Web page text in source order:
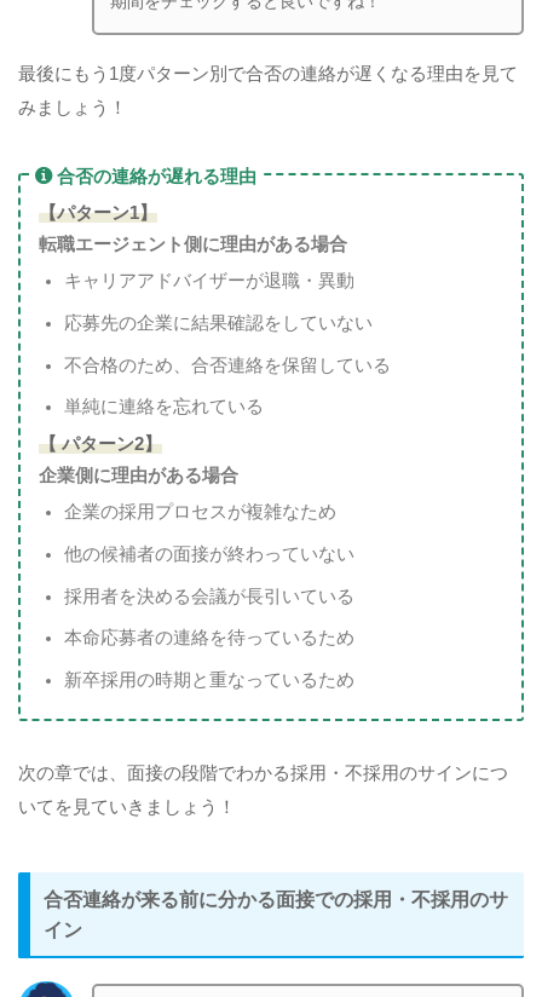
最後にもう1度パターン別で合否の連絡が遅くなる理由を見て
みましょう！
合否の連絡が遅れる理由
【パターン1】
転職エージェント側に理由がある場合
キャリアアドバイザーが退職・異動
応募先の企業に結果確認をしていない
不合格のため、合否連絡を保留している
単純に連絡を忘れている
【 パターン2】
企業側に理由がある場合
企業の採用プロセスが複雑なため
他の候補者の面接が終わっていない
採用者を決める会議が長引いている
本命応募者の連絡を待っているため
新卒採用の時期と重なっているため
次の章では、面接の段階でわかる採用・不採用のサインにつ
いてを見ていきましょう！
合否連絡が来る前に分かる面接での採用・不採用のサ
イン